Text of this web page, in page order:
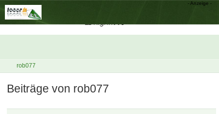
rob077
Beiträge von rob077